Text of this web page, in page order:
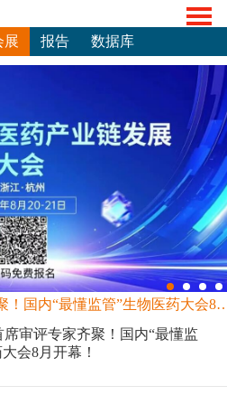
展 报告 数据库
20+监管与首席审评专家齐聚！国内“最
席审评专家齐聚！国内“最懂监
会8月开幕！